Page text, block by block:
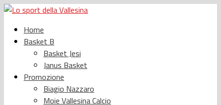
Home
Basket B
Basket Jesi
Janus Basket
Promozione
Biagio Nazzaro
Moie Vallesina Calcio